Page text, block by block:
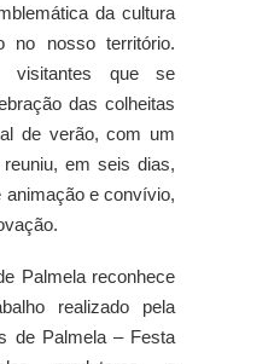
da cultura
nosso território.
visitantes que se
das colheitas
de verão, com um
em seis dias,
e convívio,
Palmela reconhece
realizado pela
de Palmela – Festa